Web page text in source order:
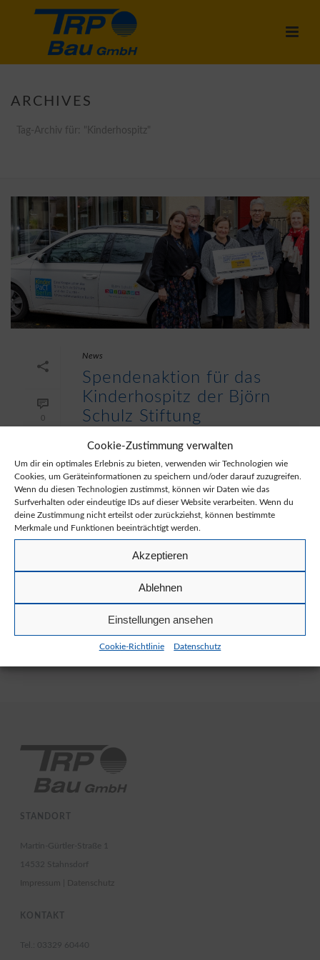
Cookie-Zustimmung verwalten
Um dir ein optimales Erlebnis zu bieten, verwenden wir Technologien wie
Cookies, um Geräteinformationen zu speichern und/oder darauf zuzugreifen.
Wenn du diesen Technologien zustimmst, können wir Daten wie das
Surfverhalten oder eindeutige IDs auf dieser Website verarbeiten. Wenn du
deine Zustimmung nicht erteilst oder zurückziehst, können bestimmte
Merkmale und Funktionen beeinträchtigt werden.
Akzeptieren
Ablehnen
Einstellungen ansehen
Cookie-Richtlinie Datenschutz
ARCHIVES
Tag-Archiv für: "Kinderhospitz"
0
News
Spendenaktion für das
Kinderhospitz der Björn
Schulz Stiftung
Bei der Spendenaktion, für das
Kinderhospitz der Björn Schulz Stiftung,
während unserer Einweihungsfeier im
August dieses Jahres sind über 11.000 €
zusammengekommen. Der Dank geht an
alle Spender [...]
STANDORT
Martin-Gürtler-Straße 1
14532 Stahnsdorf
Impressum Datenschutz
KONTAKT
Tel.: 03329 60440